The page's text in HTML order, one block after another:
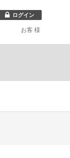
ログイン
お客 様